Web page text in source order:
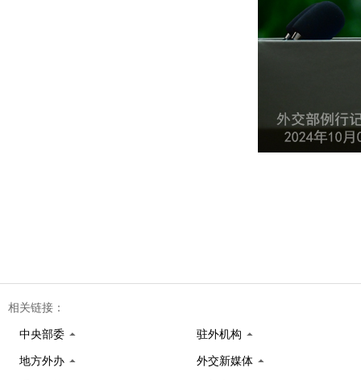
相关链接：
中央部委 驻外机构
地方外办 外交新媒体